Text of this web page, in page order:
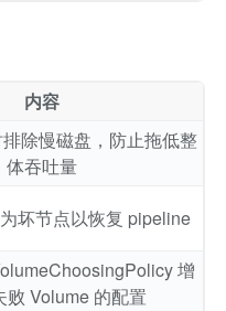
内容
除慢磁盘，防止拖低整
体吞吐量
坏节点以恢复 pipeline
增
败 Volume 的配置